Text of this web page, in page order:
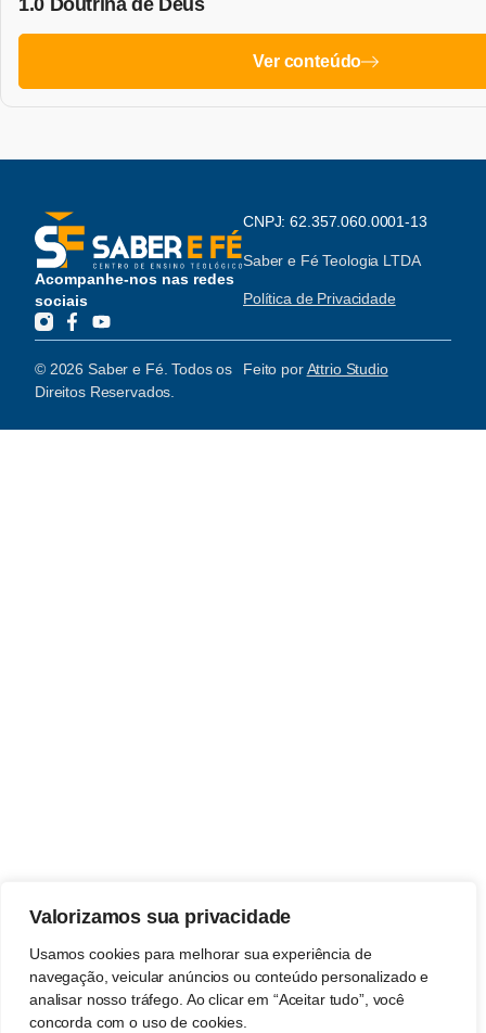
Valorizamos sua privacidade
Usamos cookies para melhorar sua experiência de
navegação, veicular anúncios ou conteúdo personalizado e
analisar nosso tráfego. Ao clicar em “Aceitar tudo”, você
concorda com o uso de cookies.
Ver conteúdo
Acompanhe-nos nas redes
sociais
CNPJ: 62.357.060.0001-13
Saber e Fé Teologia LTDA
Política de Privacidade
© 2026 Saber e Fé. Todos os
Direitos Reservados.
Feito porAttrio Studio